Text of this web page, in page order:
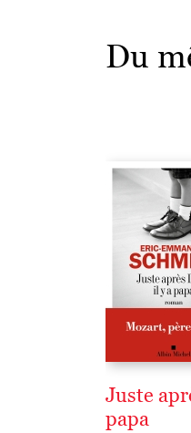
Du
Juste
papa